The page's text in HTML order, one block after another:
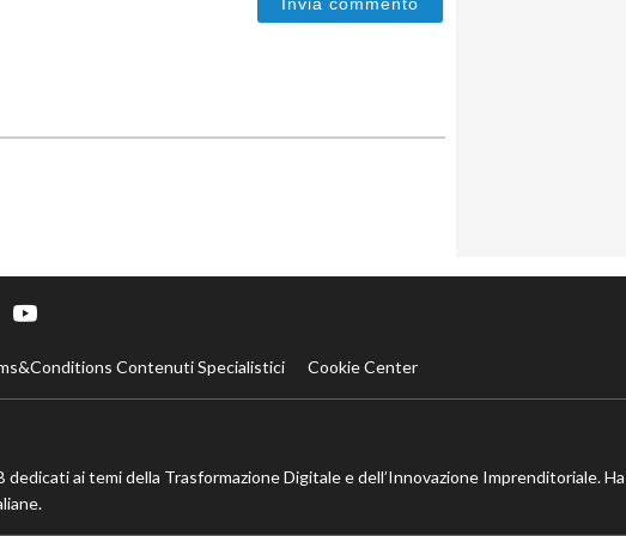
Contenuti Specialistici Cookie Center
ai temi della Trasformazione Digitale e dell’Innovazione Imprenditoriale.